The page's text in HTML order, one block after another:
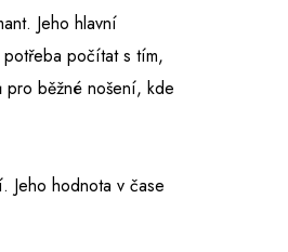
Jeho hlavní
počítat s tím,
běžné nošení, kde
Jeho hodnota v čase